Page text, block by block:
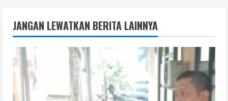
JANGAN LEWATKAN BERITA LAINNYA